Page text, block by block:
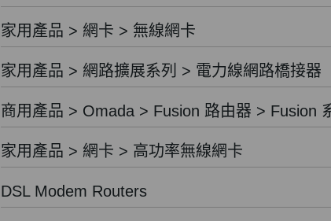
家用產品 > 網卡 > 無線網卡
家用產品 > 網路擴展系列 > 電力線網路橋接器
商用產品 > Omada > Fusion 路由器 > Fusion
家用產品 > 網卡 > 高功率無線網卡
DSL Modem Routers